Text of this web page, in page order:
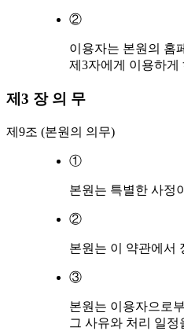
②
이용자는 본원의 홈
제3자에게 이용하게
제3 장 의 무
제9조 (본원의 의무)
①
본원는 특별한 사정
②
본원는 이 약관에서
③
본원는 이용자으로
그 사유와 처리 일